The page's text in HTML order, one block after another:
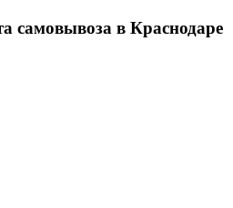
самовывоза в Краснодаре